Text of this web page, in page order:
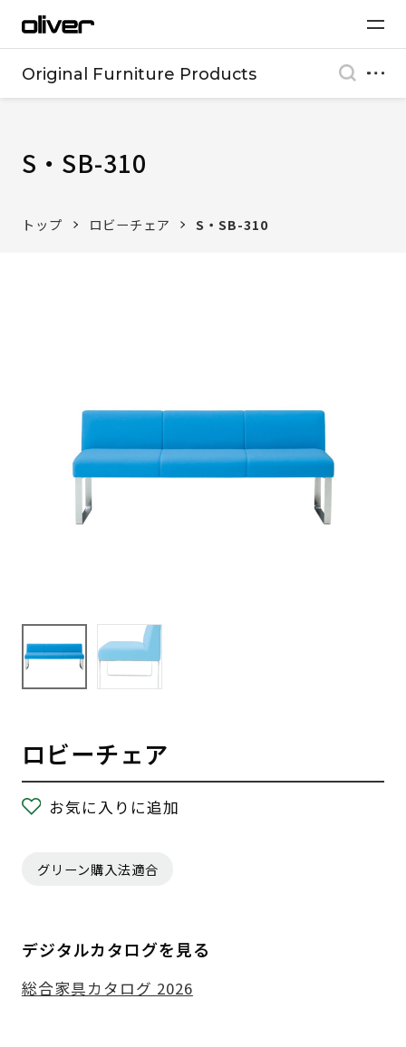
Original Furniture Products
S・SB-310
トップ ロビーチェア S・SB-310
ロビーチェア
お気に入りに追加
グリーン購入法適合
デジタルカタログを見る
総合家具カタログ 2026